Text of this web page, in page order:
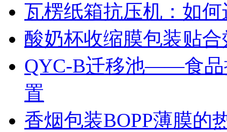
瓦楞纸箱抗压机：如
酸奶杯收缩膜包装贴
QYC-B迁移池——食品
置
香烟包装BOPP薄膜的